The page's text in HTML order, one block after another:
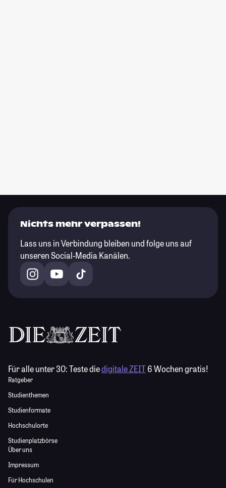
Nichts mehr verpassen!
Lass uns in Verbindung bleiben und folge uns auf
unseren Social-Media Kanälen.
Für alle unter 30:Teste diedigitale ZEIT6 Wochen gratis!
Ratgeber
Studienthemen
Studienformate
Hochschulorte
Studienplatzbörse
Über uns
Impressum
Für Hochschulen